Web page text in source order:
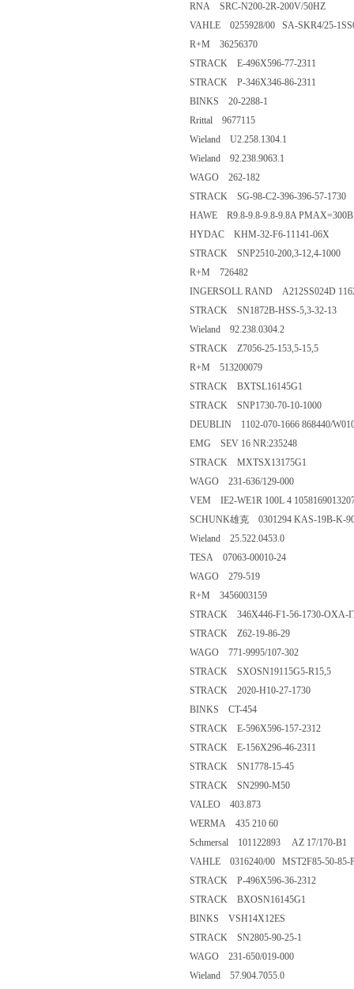
RNA SRC-N200-2R-200V/50HZ
VAHLE 0255928/00 SA-SKR4/25-
R+M 36256370
STRACK E-496X596-77-2311
STRACK P-346X346-86-2311
BINKS 20-2288-1
Rrittal 9677115
Wieland U2.258.1304.1
Wieland 92.238.9063.1
WAGO 262-182
STRACK SG-98-C2-396-396-57-1730
HAWE R9.8-9.8-9.8-9.8A
HYDAC KHM-32-F6-11141-06X
STRACK SNP2510-200,3-12,4-1000
R+M 726482
INGERSOLL RAND A212SS024D
STRACK SN1872B-HSS-5,3-32-13
Wieland 92.238.0304.2
STRACK Z7056-25-153,5-15,5
R+M 513200079
STRACK BXTSL16145G1
STRACK SNP1730-70-10-1000
DEUBLIN 1102-070-1666 868440/
EMG SEV 16 NR:235248
STRACK MXTSX13175G1
WAGO 231-636/129-000
VEM IE2-WE1R 100L 4
SCHUNK雄克 0301294 KAS-19B-K-
Wieland 25.522.0453.0
TESA 07063-00010-24
WAGO 279-519
R+M 3456003159
STRACK 346X446-F1-56-1730-OXA-
STRACK Z62-19-86-29
WAGO 771-9995/107-302
STRACK SXOSN19115G5-R15,5
STRACK 2020-H10-27-1730
BINKS CT-454
STRACK E-596X596-157-2312
STRACK E-156X296-46-2311
STRACK SN1778-15-45
STRACK SN2990-M50
VALEO 403.873
WERMA 435 210 60
Schmersal 101122893 AZ 17/170-B1
VAHLE 0316240/00 MST2F85-50-85-
STRACK P-496X596-36-2312
STRACK BXOSN16145G1
BINKS VSH14X12ES
STRACK SN2805-90-25-1
WAGO 231-650/019-000
Wieland 57.904.7055.0